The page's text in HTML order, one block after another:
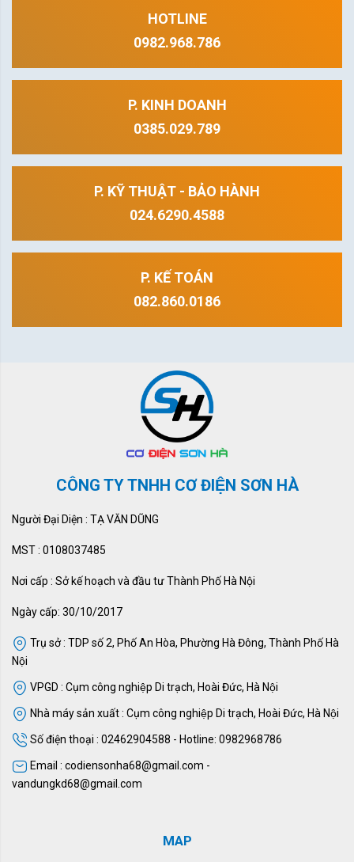
HOTLINE
0982.968.786
P. KINH DOANH
0385.029.789
P. KỸ THUẬT - BẢO HÀNH
024.6290.4588
P. KẾ TOÁN
082.860.0186
CÔNG TY TNHH CƠ ĐIỆN SƠN HÀ
Người Đại Diện : TẠ VĂN DŨNG
MST : 0108037485
Nơi cấp : Sở kế hoạch và đầu tư Thành Phố Hà Nội
Ngày cấp: 30/10/2017
Trụ sở : TDP số 2, Phố An Hòa, Phường Hà Đông, Thành Phố Hà
Nội
VPGD : Cụm công nghiệp Di trạch, Hoài Đức, Hà Nội
Nhà máy sản xuất : Cụm công nghiệp Di trạch, Hoài Đức, Hà Nội
Số điện thoại : 02462904588 - Hotline: 0982968786
Email : codiensonha68@gmail.com -
vandungkd68@gmail.com
MAP